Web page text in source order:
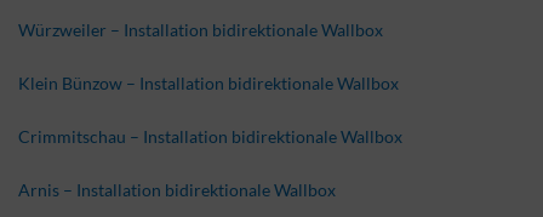
Würzweiler – Installation bidirektionale Wallbox
Klein Bünzow – Installation bidirektionale Wallbox
Crimmitschau – Installation bidirektionale Wallbox
Arnis – Installation bidirektionale Wallbox